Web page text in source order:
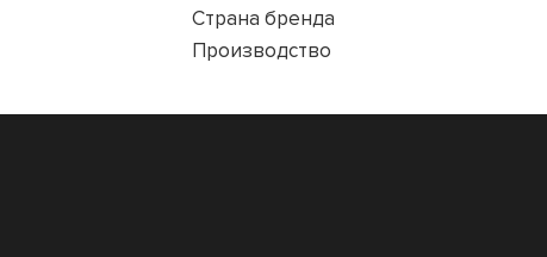
Страна бренда
Производство